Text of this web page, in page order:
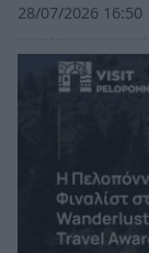
28/07/2026 16:50